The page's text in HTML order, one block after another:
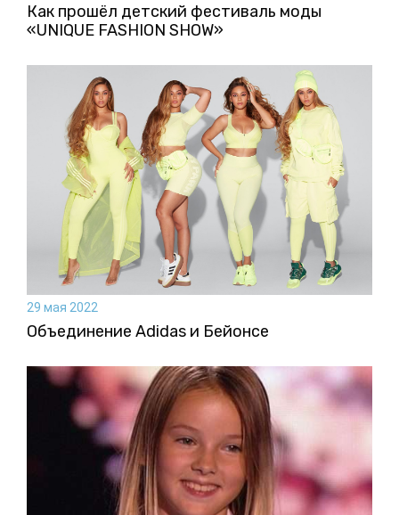
Как прошёл детский фестиваль моды
«UNIQUE FASHION SHOW»
29 мая 2022
Объединение Adidas и Бейонсе